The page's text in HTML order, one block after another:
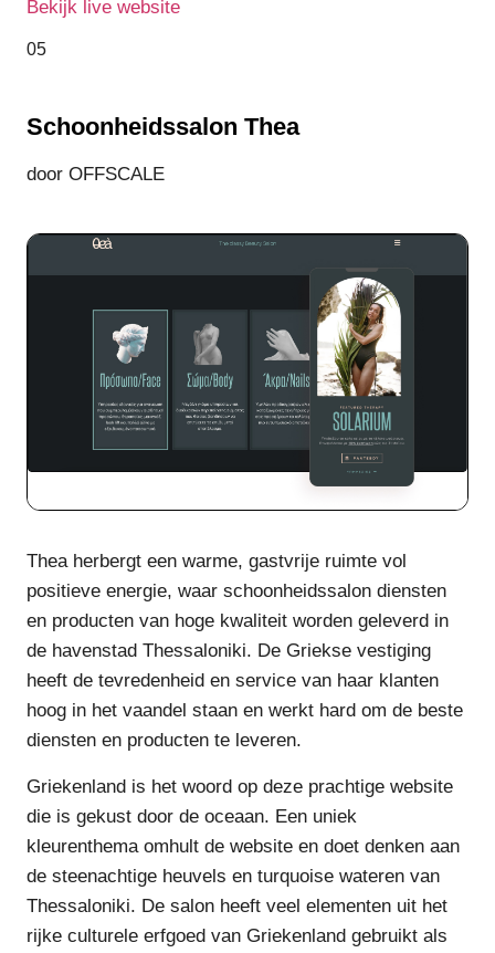
Bekijk live website
05
Schoonheidssalon Thea
door OFFSCALE
Thea herbergt een warme, gastvrije ruimte vol
positieve energie, waar schoonheidssalon diensten
en producten van hoge kwaliteit worden geleverd in
de havenstad Thessaloniki. De Griekse vestiging
heeft de tevredenheid en service van haar klanten
hoog in het vaandel staan en werkt hard om de beste
diensten en producten te leveren.
Griekenland is het woord op deze prachtige website
die is gekust door de oceaan. Een uniek
kleurenthema omhult de website en doet denken aan
de steenachtige heuvels en turquoise wateren van
Thessaloniki. De salon heeft veel elementen uit het
rijke culturele erfgoed van Griekenland gebruikt als